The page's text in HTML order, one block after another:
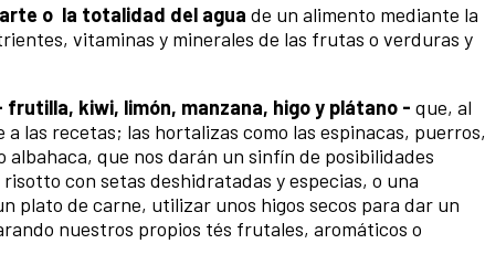
o la totalidad del agua de un alimento mediante la
vitaminas y minerales de las frutas o verduras y
kiwi, limón, manzana, higo y plátano - que, al
las recetas; las hortalizas como las espinacas, puerros,
que nos darán un sinfín de posibilidades
con setas deshidratadas y especias, o una
plato de carne, utilizar unos higos secos para dar un
nuestros propios tés frutales, aromáticos o